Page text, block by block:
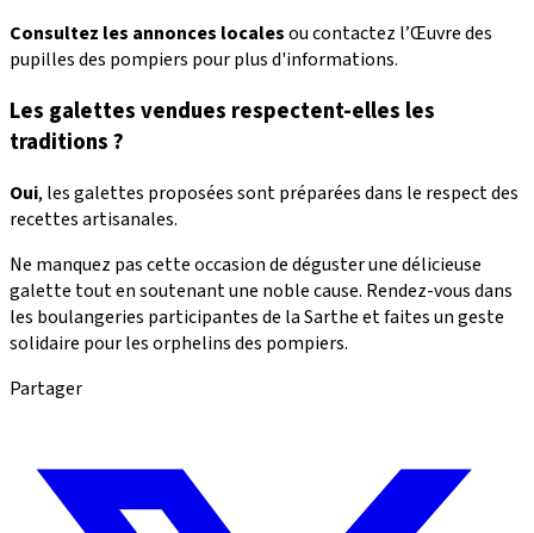
Consultez les annonces localesou contactez l’Œuvre des
pupilles des pompiers pour plus d'informations.
Les galettes vendues respectent-elles les
traditions ?
Oui, les galettes proposées sont préparées dans le respect des
recettes artisanales.
Ne manquez pas cette occasion de déguster une délicieuse
galette tout en soutenant une noble cause. Rendez-vous dans
les boulangeries participantes de la Sarthe et faites un geste
solidaire pour les orphelins des pompiers.
Partager